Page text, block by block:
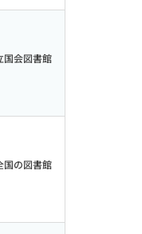
国会図書館
国の図書館